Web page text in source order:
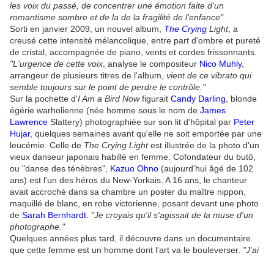
les voix du passé, de concentrer une émotion faite d'un
romantisme sombre et de la de la fragilité de l'enfance".
Sorti en janvier 2009, un nouvel album, The Crying Light, a
creusé cette intensité mélancolique, entre part d'ombre et pureté
de cristal, accompagnée de piano, vents et cordes frissonnants.
"L'urgence de cette voix , analyse le compositeur Nico Muhly,
arrangeur de plusieurs titres de l'album, vient de ce vibrato qui
semble toujours sur le point de perdre le contrôle."
Sur la pochette d'I Am a Bird Nowfigurait Candy Darling , blonde
égérie warholienne (née homme sous le nom de James
Lawrence Slattery) photographiée sur son lit d'hôpital par Peter
Hujar, quelques semaines avant qu'elle ne soit emportée par une
leucémie. Celle de The Crying Lightest illustrée de la photo d'un
vieux danseur japonais habillé en femme. Cofondateur du butô,
ou "danse des ténèbres", Kazuo Ohno (aujourd'hui âgé de 102
ans) est l'un des héros du New-Yorkais. A 16 ans, le chanteur
avait accroché dans sa chambre un poster du maître nippon,
maquillé de blanc, en robe victorienne, posant devant une photo
de Sarah Bernhardt "Je croyais qu'il s'agissait de la muse d'un
photographe."
Quelques années plus tard, il découvre dans un documentaire
que cette femme est un homme dont l'art va le bouleverser. "J'ai